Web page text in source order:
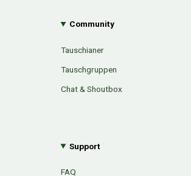
Community
Tauschianer
Tauschgruppen
Chat & Shoutbox
Support
FAQ